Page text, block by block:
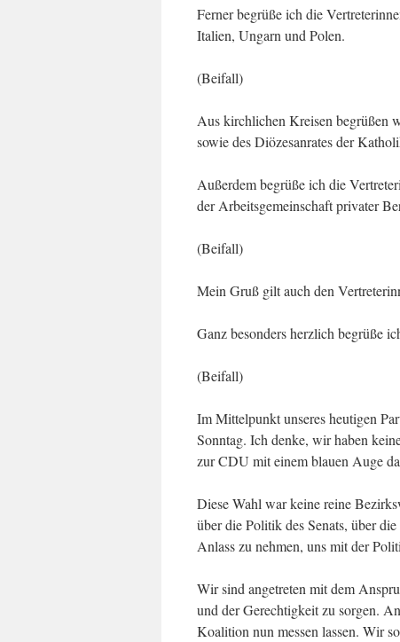
Ferner begrüße ich die
Italien, Ungarn und Polen.
(Beifall)
Aus kirchlichen Kreisen begrüßen
sowie des Diözesanrates der
Außerdem begrüße ich die
der Arbeitsgemeinschaft privater
(Beifall)
Mein Gruß gilt auch den
Ganz besonders herzlich begrüße
(Beifall)
Im Mittelpunkt unseres heutigen
Sonntag. Ich denke, wir haben
zur CDU mit einem blauen Auge
Diese Wahl war keine reine
über die Politik des Senats, über
Anlass zu nehmen, uns mit der
Wir sind angetreten mit dem
und der Gerechtigkeit zu sorgen.
Koalition nun messen lassen. Wir